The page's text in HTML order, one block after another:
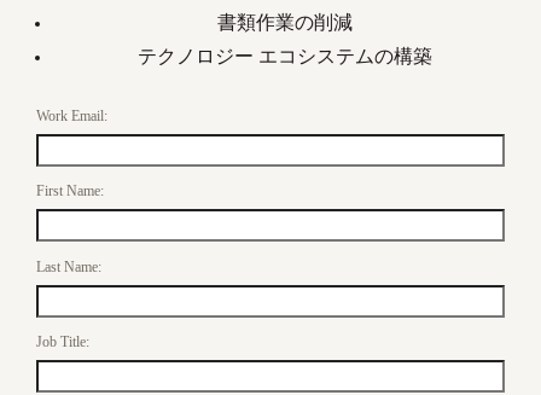
書類作業の削減
テクノロジー エコシステムの構築
Work Email:
First Name:
Last Name:
Job Title: